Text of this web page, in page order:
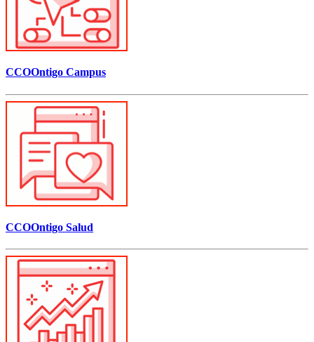
CCOOntigo Campus
CCOOntigo Salud